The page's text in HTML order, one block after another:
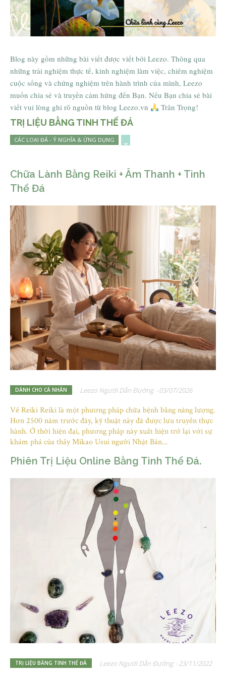
Chữa lành cùng Leezo
Blog này gồm những bài viết được viết bởi Leezo. Thông qua
những trải nghiệm thực tế, kinh nghiệm làm việc, chiêm nghiệm
cuộc sống và chứng nghiệm trên hành trình của mình, Leezo
muốn chia sẻ và truyền cảm hứng đến Bạn. Nếu Bạn chia sẻ bài
viết vui lòng ghi rõ nguồn từ blog Leezo.vn
Trân Trọng!
TRỊ LIỆU BẰNG TINH THỂ ĐÁ
CÁC LOẠI ĐÁ - Ý NGHĨA & ỨNG DỤNG
Chữa Lành Bằng Reiki + Âm Thanh + Tinh
Thể Đá
DÀNH CHO CÁ NHÂN Leezo Người Dẫn Đường -03/07/2026
Về Reiki Reiki là một phương pháp chữa bệnh bằng năng lượng.
Hơn 2500 năm trước đây, kỹ thuật này đã được lưu truyền thực
hành. Ở thời hiện đại, phương pháp này xuất hiện trở lại với sự
khám phá của thầy Mikao Usui người Nhật Bản...
Phiên Trị Liệu Online Bằng Tinh Thể Đá.
TRỊ LIỆU BẰNG TINH THỂ ĐÁ Leezo Người Dẫn Đường -23/11/2022